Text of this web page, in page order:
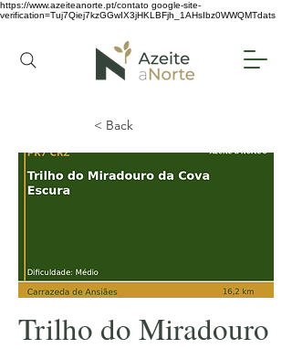
https://www.azeiteanorte.pt/contato google-site-
verification=Tuj7Qiej7kzGGwIX3jHKLBFjh_1AHsIbz0WWQMTdats
< Back
Trilho do Miradouro